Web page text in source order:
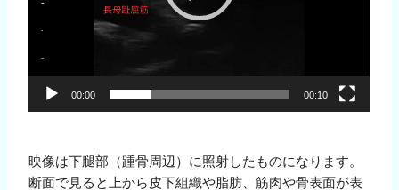
00:00 00:10
映像は下腿部（踵骨周辺）に照射したものになります。
断面で見ると上から皮下組織や脂肪、筋肉や骨表面が表